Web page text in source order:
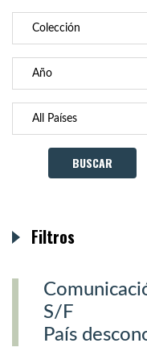
S/F
País
Filtros